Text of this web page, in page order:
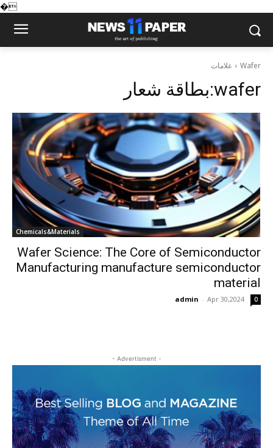
�
علامات Wafer
بطاقة شعار:wafer
Chemicals&Materials
Wafer Science: The Core of Semiconductor
Manufacturing manufacture semiconductor
material
admin - Apr 30,2024 0
- Advertisment -